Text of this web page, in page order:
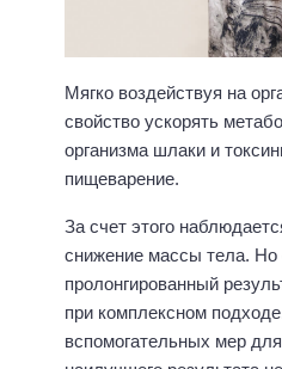
Мягко воздействуя на
свойство ускорять
организма шлаки и
пищеварение.
За счет этого
снижение массы тела. Но
пролонгированный
при комплексном
вспомогательных мер